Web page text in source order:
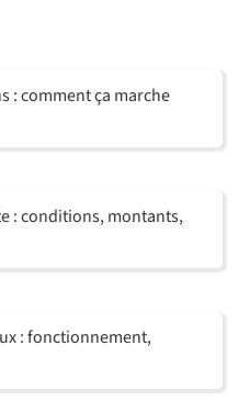
: comment ça marche
: conditions, montants,
: fonctionnement,